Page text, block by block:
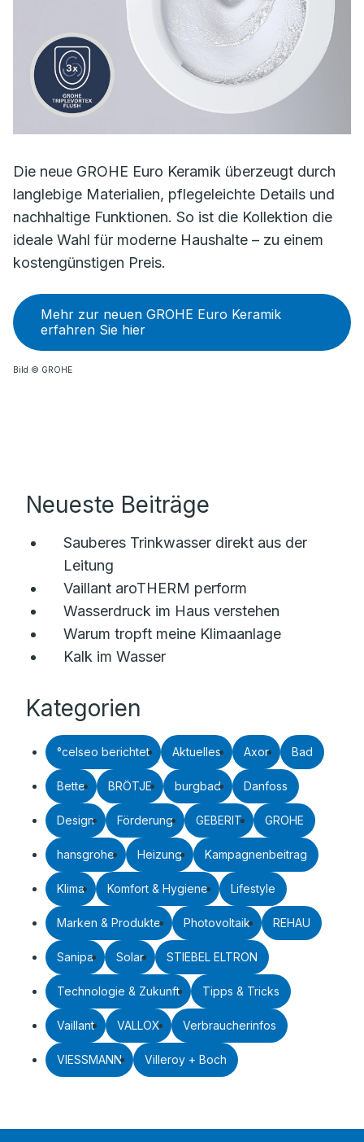
Die neue GROHE Euro Keramik überzeugt durch
langlebige Materialien, pflegeleichte Details und
nachhaltige Funktionen. So ist die Kollektion die
ideale Wahl für moderne Haushalte – zu einem
kostengünstigen Preis.
Mehr zur neuen GROHE Euro Keramik
erfahren Sie hier
Bild © GROHE
Neueste Beiträge
Sauberes Trinkwasser direkt aus der
Leitung
Vaillant aroTHERM perform
Wasserdruck im Haus verstehen
Warum tropft meine Klimaanlage
Kalk im Wasser
Kategorien
°celseo berichtet Aktuelles Axor Bad
Bette BRÖTJE burgbad Danfoss
Design Förderung GEBERIT GROHE
hansgrohe Heizung Kampagnenbeitrag
Klima Komfort & Hygiene Lifestyle
Marken & Produkte Photovoltaik REHAU
Sanipa Solar STIEBEL ELTRON
Technologie & Zukunft Tipps & Tricks
Vaillant VALLOX Verbraucherinfos
VIESSMANN Villeroy + Boch